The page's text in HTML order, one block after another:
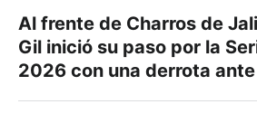
Al frente de Charros de
Gil inició su paso por la
2026 con una derrota